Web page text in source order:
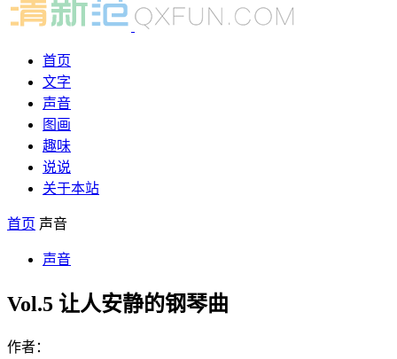
首页
文字
声音
图画
趣味
说说
关于本站
首页 声音
声音
Vol.5 让人安静的钢琴曲
作者：